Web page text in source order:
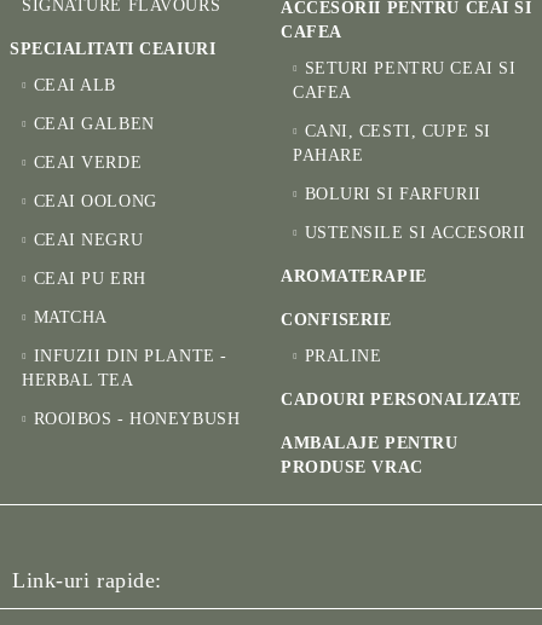
SIGNATURE FLAVOURS
SPECIALITATI CEAIURI
CEAI ALB
CEAI GALBEN
CEAI VERDE
CEAI OOLONG
CEAI NEGRU
CEAI PU ERH
MATCHA
INFUZII DIN PLANTE -
HERBAL TEA
ROOIBOS - HONEYBUSH
ACCESORII PENTRU CEAI SI
CAFEA
SETURI PENTRU CEAI SI
CAFEA
CANI, CESTI, CUPE SI
PAHARE
BOLURI SI FARFURII
USTENSILE SI ACCESORII
AROMATERAPIE
CONFISERIE
PRALINE
CADOURI PERSONALIZATE
AMBALAJE PENTRU
PRODUSE VRAC
Link-uri rapide: